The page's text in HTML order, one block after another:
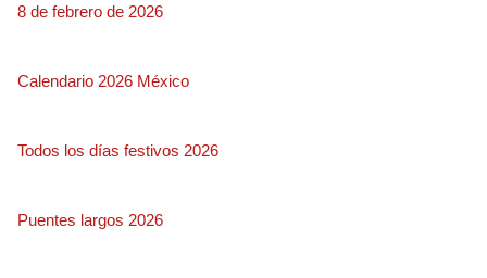
8 de febrero de 2026
Calendario 2026 México
Todos los días festivos 2026
Puentes largos 2026